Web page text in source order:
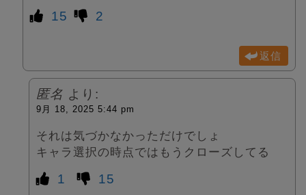
15 2
返信
匿名 より:
9月 18, 2025 5:44 pm
それは気づかなかっただけでしょ
キャラ選択の時点ではもうクローズしてる
1 15